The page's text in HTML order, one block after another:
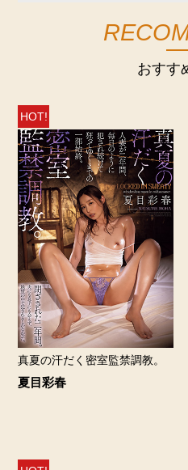
おすす
HOT!
真夏の汗だく密室監禁調教。
夏目彩春